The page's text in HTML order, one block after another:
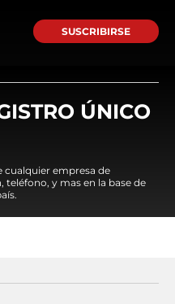
SUSCRIBIRSE
ÚNICO
cualquier empresa de
y mas en la base de